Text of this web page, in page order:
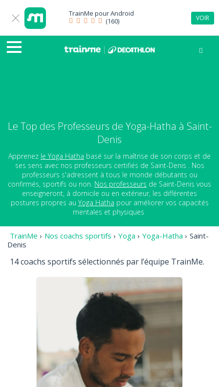
TrainMe pourAndroid
(160)
VOIR
Le Top des Professeurs de Yoga-Hatha à Saint-
Denis
Apprenez le Yoga Hatha basé sur la maîtrise de son corps et de
ses sens avec nos professeurs certifiés de Saint-Denis . Nos
professeurs s'adressent à tous le monde débutants ou
confirmés, sportifs ou non. Nos professeurs de Saint-Denis vous
enseigneront, à domicile ou en extérieur, les différentes
postures propres au Yoga Hatha pour améliorer vos capacités
mentales et physiques
TrainMe › Nos coachs sportifs › Yoga › Yoga-Hatha › Saint-
Denis
14 coachs sportifs sélectionnés par l’équipe TrainMe.